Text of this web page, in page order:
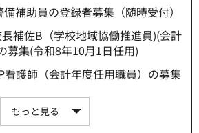
補助員の登録者募集（随時受付）
補佐B（学校地域協働推進員)(会計
募集(令和8年10月1日任用)
看護師（会計年度任用職員）の募集
もっと見る